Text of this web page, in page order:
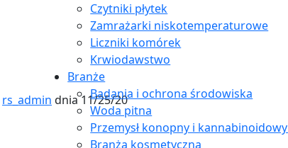
Czytniki płytek
Zamrażarki niskotemperaturowe
Liczniki komórek
Krwiodawstwo
Branże
Badania i ochrona środowiska
Woda pitna
Przemysł konopny i kannabinoidowy
Branża kosmetyczna
rs_admin dnia 11/25/20